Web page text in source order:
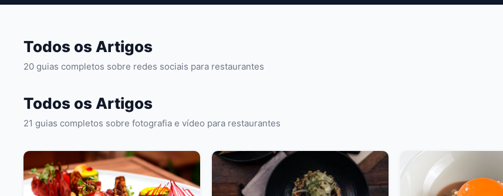
Todos os Artigos
20 guias completos sobre redes sociais para restaurantes
Todos os Artigos
21 guias completos sobre fotografia e vídeo para restaurantes